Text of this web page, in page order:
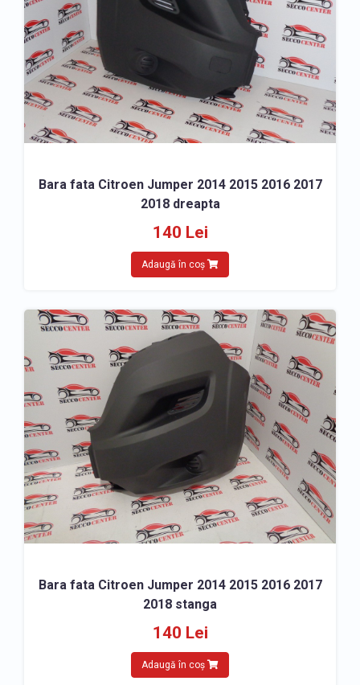
Bara fata Citroen Jumper 2014 2015 2016 2017
2018 dreapta
140 Lei
Adaugă în coș
Bara fata Citroen Jumper 2014 2015 2016 2017
2018 stanga
140 Lei
Adaugă în coș